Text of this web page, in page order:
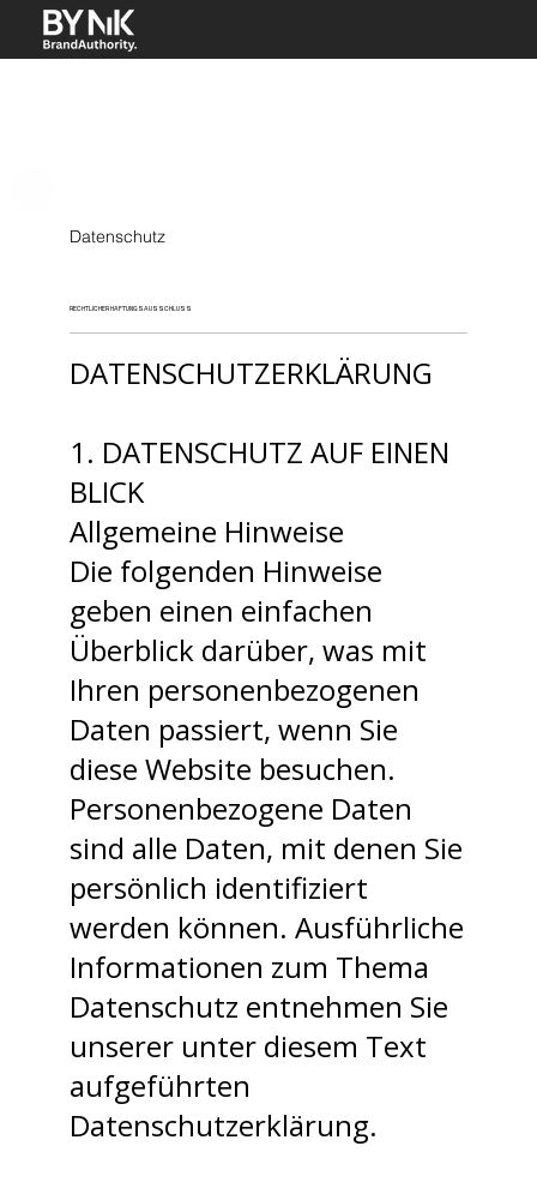
Datenschutz
RECHTLICHER HAFTUNGSAUSSCHLUSS
DATENSCHUTZ­ERKLÄRUNG
1. DATENSCHUTZ AUF EINEN
BLICK
Allgemeine Hinweise
Die folgenden Hinweise
geben einen einfachen
Überblick darüber, was mit
Ihren personenbezogenen
Daten passiert, wenn Sie
diese Website besuchen.
Personenbezogene Daten
sind alle Daten, mit denen Sie
persönlich identifiziert
werden können. Ausführliche
Informationen zum Thema
Datenschutz entnehmen Sie
unserer unter diesem Text
aufgeführten
Datenschutzerklärung.